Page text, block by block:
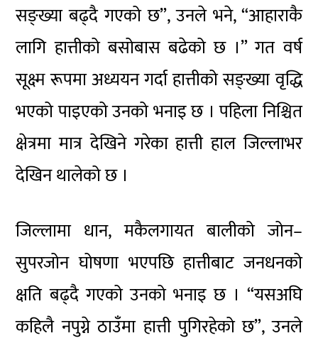
सङ्ख्या बढ्दै गएको छ”, उनले भने, “आहाराकै
लागि हात्तीको बसोबास बढेको छ ।” गत वर्ष
सूक्ष्म रूपमा अध्ययन गर्दा हात्तीको सङ्ख्या वृद्धि
भएको पाइएको उनको भनाइ छ । पहिला निश्चित
क्षेत्रमा मात्र देखिने गरेका हात्ती हाल जिल्लाभर
देखिन थालेको छ ।
जिल्लामा धान, मकैलगायत बालीको जोन–
सुपरजोन घोषणा भएपछि हात्तीबाट जनधनको
क्षति बढ्दै गएको उनको भनाइ छ । “यसअघि
कहिलै नपुग्ने ठाउँमा हात्ती पुगिरहेको छ”, उनले